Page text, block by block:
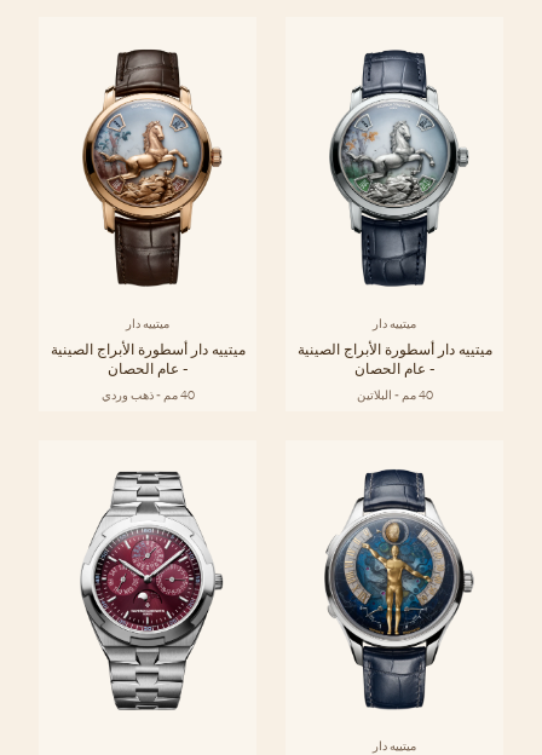
ميتييه دار
ميتييه دار أسطورة الأبراج الصينية
- عام الحصان
40 مم - البلاتين
ميتييه دار
ميتييه دار أسطورة الأبراج الصينية
- عام الحصان
40 مم - ذهب وردي
ميتييه دار